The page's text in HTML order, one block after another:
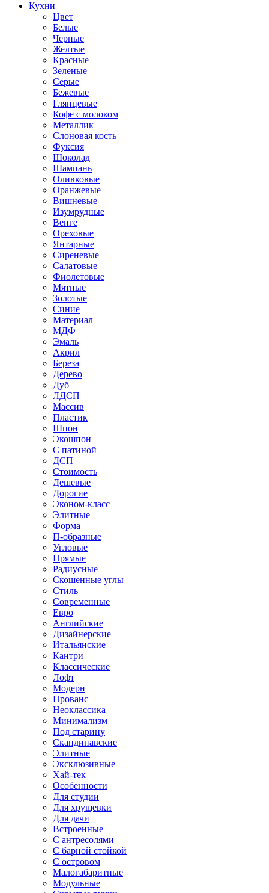
Кухни
Цвет
Белые
Черные
Желтые
Красные
Зеленые
Серые
Бежевые
Глянцевые
Кофе с молоком
Металлик
Слоновая кость
Фуксия
Шоколад
Шампань
Оливковые
Оранжевые
Вишневые
Изумрудные
Венге
Ореховые
Янтарные
Сиреневые
Салатовые
Фиолетовые
Мятные
Золотые
Синие
Материал
МДФ
Эмаль
Акрил
Береза
Дерево
Дуб
ЛДСП
Массив
Пластик
Шпон
Экошпон
С патиной
ДСП
Стоимость
Дешевые
Дорогие
Эконом-класс
Элитные
Форма
П-образные
Угловые
Прямые
Радиусные
Скошенные углы
Стиль
Современные
Евро
Английские
Дизайнерские
Итальянские
Кантри
Классические
Лофт
Модерн
Прованс
Неоклассика
Минимализм
Под старину
Скандинавские
Элитные
Эксклюзивные
Хай-тек
Особенности
Для студии
Для хрущевки
Для дачи
Встроенные
С антресолями
С барной стойкой
С островом
Малогабаритные
Модульные